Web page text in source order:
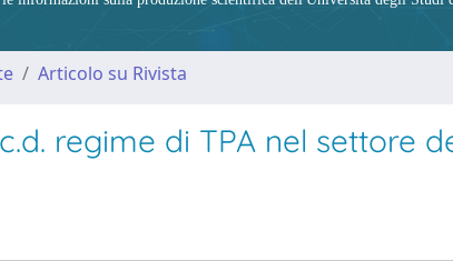
Articolo su Rivista
regime di TPA nel settore